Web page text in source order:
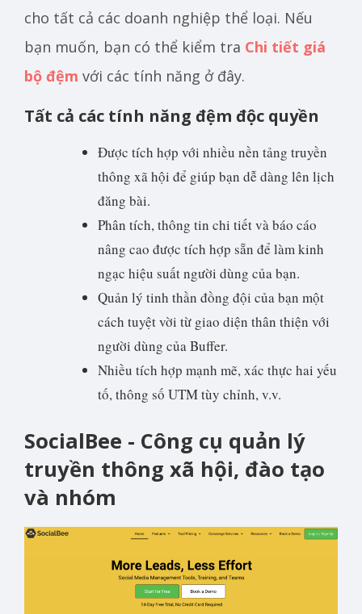
cho tất cả các doanh nghiệp thể loại. Nếu
bạn muốn, bạn có thể kiểm tra Chi tiết giá
bộ đệm với các tính năng ở đây.
Tất cả các tính năng đệm độc quyền
Được tích hợp với nhiều nền tảng truyền
thông xã hội để giúp bạn dễ dàng lên lịch
đăng bài.
Phân tích, thông tin chi tiết và báo cáo
nâng cao được tích hợp sẵn để làm kinh
ngạc hiệu suất người dùng của bạn.
Quản lý tinh thần đồng đội của bạn một
cách tuyệt vời từ giao diện thân thiện với
người dùng của Buffer.
Nhiều tích hợp mạnh mẽ, xác thực hai yếu
tố, thông số UTM tùy chỉnh, v.v.
SocialBee - Công cụ quản lý
truyền thông xã hội, đào tạo
và nhóm